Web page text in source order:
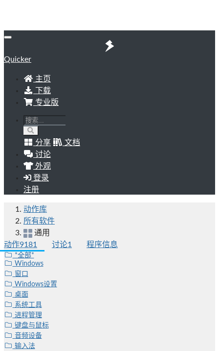
Quicker
主页
下载
专业版
分享
文档
讨论
外观
登录
注册
动作库
所有软件
通用
动作9181 讨论1 程序信息
*全部*
Windows
窗口
Windows设置
桌面
系统工具
进程管理
键盘与鼠标
音频设备
输入法